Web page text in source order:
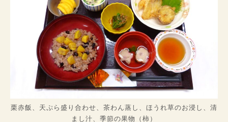
栗赤飯、天ぷら盛り合わせ、茶わん蒸し、ほうれ草のお浸し、清
まし汁、季節の果物（柿）